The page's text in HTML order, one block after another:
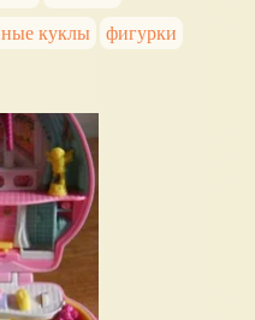
куклы
фигурки